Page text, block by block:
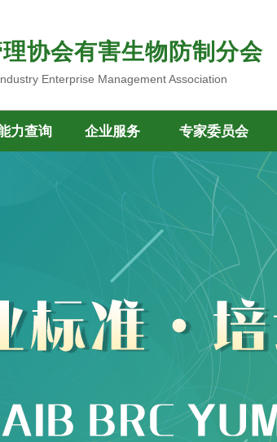
协会有害生物防制分会
Enterprise Management Association
力查询 企业服务 专家委员会